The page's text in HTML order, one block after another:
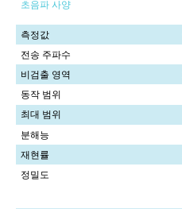
초음파 사양
측정값
전송 주파수
비검출 영역
동작 범위
최대 범위
분해능
재현률
정밀도